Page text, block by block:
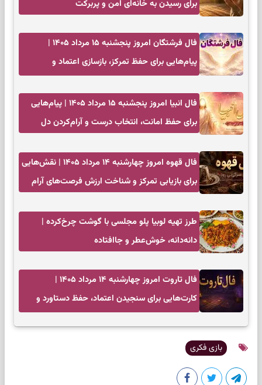
برای رسیدن به خانه‌ای امن و پربرکت
فال فرشتگان امروز پنجشنبه ۱۵ مرداد ۱۴۰۵ |
پیام‌هایی برای حفظ تمرکز، بازسازی اعتماد و
فال انبیا امروز پنجشنبه ۱۵ مرداد ۱۴۰۵ | پیام‌هایی
برای حفظ امانت، انتخاب درست و آرام‌کردن دل
فال قهوه امروز چهارشنبه ۱۴ مرداد ۱۴۰۵ | نقش‌هایی
برای بازیابی تمرکز و شناخت ارزش فرصت‌های آرام
طرز تهیه لوبیا پلو مجلسی با گوشت چرخ‌کرده |
دانه‌دانه، خوش‌عطر و جاافتاده
فال تاروت امروز چهارشنبه ۱۴ مرداد ۱۴۰۵ |
کارت‌هایی برای سنجیدن اعتماد، حفظ دستاورد و
بازی فکری